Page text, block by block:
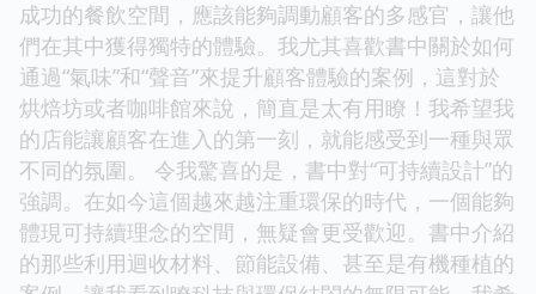
成功的餐飲空間，應該能夠調動顧客的多感官，讓他
們在其中獲得獨特的體驗。我尤其喜歡書中關於如何
通過“氣味”和“聲音”來提升顧客體驗的案例，這對於
烘焙坊或者咖啡館來說，簡直是太有用瞭！我希望我
的店能讓顧客在進入的第一刻，就能感受到一種與眾
不同的氛圍。 令我驚喜的是，書中對“可持續設計”的
強調。在如今這個越來越注重環保的時代，一個能夠
體現可持續理念的空間，無疑會更受歡迎。書中介紹
的那些利用迴收材料、節能設備、甚至是有機種植的